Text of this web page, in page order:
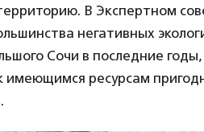
В Экспертном
негативных
Сочи в последние
имеющимся ресурсам